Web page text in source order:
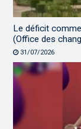
Le déficit
(Office des
31/07/2026